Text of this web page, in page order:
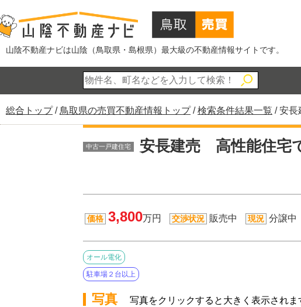
山陰不動産ナビは山陰（鳥取県・島根県）最大級の不動産情報サイトです。
現
在
総合トップ/ 鳥取県の売買不動産情報トップ/検索条件結果一覧 /安長
中古一戸建住宅 安長建売 高性能住宅
価格 3,800万円 交渉状況 販売中 現況 分譲中
オール電化
駐車場２台以上
写真 写真をクリックすると大きく表示されま